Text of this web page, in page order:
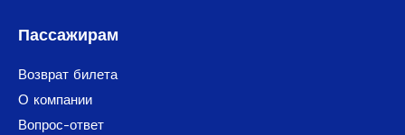
Пассажирам
Возврат билета
О компании
Вопрос-ответ